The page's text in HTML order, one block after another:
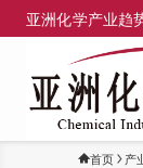
亚洲化学产业趋
首页 产